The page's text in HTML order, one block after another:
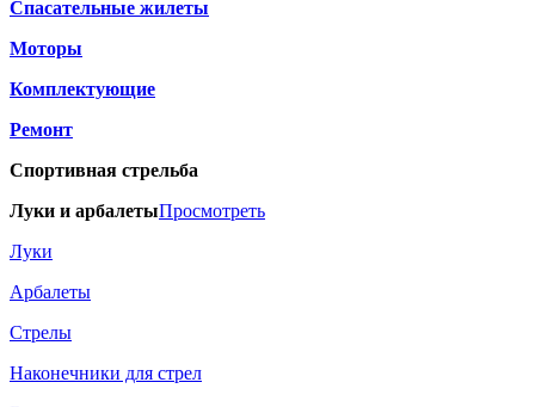
Спасательные жилеты
Моторы
Комплектующие
Ремонт
Спортивная стрельба
Луки и арбалетыПросмотреть
Луки
Арбалеты
Стрелы
Наконечники для стрел